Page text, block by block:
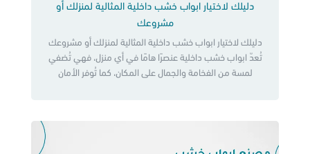
دليلك لاختيار ابواب خشب داخلية المثالية لمنزلك أو
مشروعك
دليلك لاختيار ابواب خشب داخلية المثالية لمنزلك أو مشروعك
تُعدّ ابواب خشب داخلية عنصرًا هامًا في أي منزل، فهي تُضفي
لمسة من الفخامة والجمال على المكان، كما تُوفر الأمان